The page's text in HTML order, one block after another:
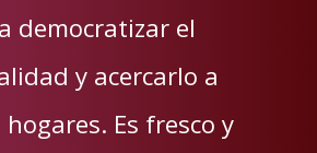
democratizar el
y acercarlo a
Es fresco y